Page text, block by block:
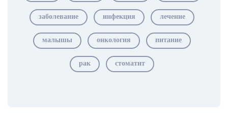
заболевание инфекция лечение
малышы онкология питание
рак стоматит